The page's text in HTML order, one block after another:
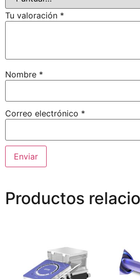
Tu valoración *
Nombre *
Correo electrónico *
Productos